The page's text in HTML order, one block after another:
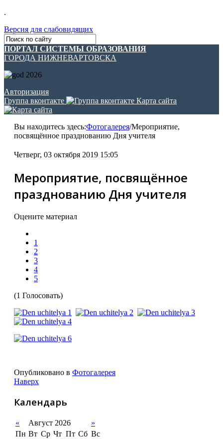
.
Версия для слабовидящих
ПОРТАЛ СИСТЕМЫ ОБРАЗОВАНИЯ
ГОРОДА НИЖНЕВАРТОВСКА
Авторизация
Группа вконтакте
Карта сайта
Вы находитесь здесь:Фотогалерея/Мероприятие,
посвящённое празднованию Дня учителя
Четверг, 03 октября 2019 15:05
Мероприятие, посвящённое
празднованию Дня учителя
Оцените материал
1
2
3
4
5
(1 Голосовать)
Опубликовано в Фотогалерея
Наверх
Календарь
« Август 2026
»
Пн Вт Ср Чт Пт Сб Вс